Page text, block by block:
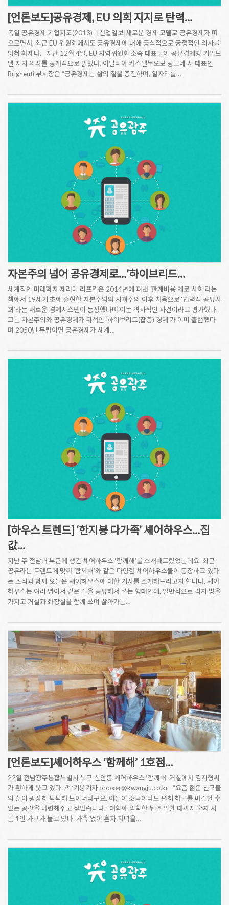
[언론보도]공유경제, EU 의회 지지로 탄력…
독일 공유경제 기업지도(2013) [산업일보]새로운 경제 모델로 공유경제가 떠
오르면서, 최근 EU 위원회에서도 공유경제에 대해 공식적으로 긍정적인 의사를
밝혀 화제다. 지난 12월 4일, EU 지역위원회 소속 대표들이 공유경제형 기업모
델 지지 의사를 공개적으로 밝혔다. 이탈리아 카스텔누오보 랑고네 시 대표인
Brighenti 부시장은 “공유경제는 삶의 질을 증진하며, 일자리를…
자본주의 넘어 공유경제로…’하이브리드…
세계적인 미래학자 제러미 리프킨은 2014년에 펴낸 ‘한계비용 제로 사회’라는
책에서 19세기 초에 출현한 자본주의와 사회주의 이후 처음으로 ‘협력적 공유사
회’라는 새로운 경제시스템이 등장했다며 이는 역사적인 사건이라고 평가했다.
그는 자본주의와 공유경제가 뒤섞인 ‘하이브리드(잡종) 경제’가 이미 출현했다
며 2050년 무렵이면 공유경제가 세계…
[하우스 트렌드] ‘한지붕 다가족’ 셰어하우스…집
값…
지난 주 전남대 부근에 생긴 셰어하우스 ‘함께해’를 소개해드렸었는데요. 최근
공유라는 트랜드에 맞춰 ‘함께해’와 같은 다양한 셰어하우스들이 등장하고 있다
는 소식과 함께 오늘은 셰어하우스에 대한 기사를 소개해드리고자 합니다. 셰어
하우스는 여러 명이서 같은 집을 공유해서 쓰는 형태인데, 일반적으로 각자 방을
가지고 거실과 화장실을 함께 쓰며 살아가는…
[언론보도]셰어하우스 ‘함께해’ 1호점…
22일 전남광주통합특별시 북구 신안동 셰어하우스 ‘함께해’ 거실에서 김지형씨
가 환하게 웃고 있다. /박기웅기자 pboxer@kwangju.co.kr “요즘 젊은 친구들
의 삶이 굉장히 팍팍해 보이더라구요. 이들이 조금이라도 편히 하루를 마감할 수
있는 공간을 마련해주고 싶었습니다.” 대학에 입학한 뒤 취업할 때까지 혼자 사
는 1인 가구가 늘고 있다. 가족 없이 혼자 저녁을…